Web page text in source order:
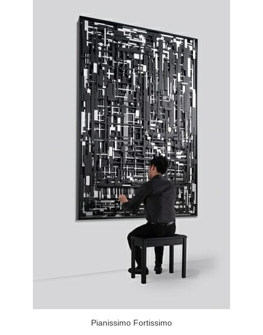
Pianissimo Fortissimo